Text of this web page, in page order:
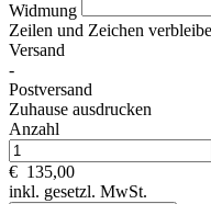
Widmung
Zeilen und Zeichen
Versand
-
Postversand
Zuhause ausdrucken
Anzahl
€ 135,00
inkl. gesetzl. MwSt.